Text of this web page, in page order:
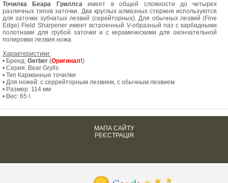
Точилка Беара Гриллсаимеет в общей сложности до четырех
различных типов заточки. Два круглых алмазных стержня используются
для заточки зубчатых лезвий (серейторных). Для обычных лезвий (Fine
Edge) Field Sharpener имеет встроенный V-образный паз с карбидными
полотнами для грубой заточки и с керамическими для окончательной
полировки лезвия ножа.
Характеристики:
• Бренд: Gerber (Оригинал!)
• Серия: Bear Grylls
• Тип Карманные точилки
• Для ножей: с серрейторным лезвием, с обычным лезвием
• Размер: 114 мм
• Вес: 65 г.
МАПА САЙТУ
РЕЄСТРАЦІЯ